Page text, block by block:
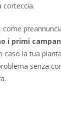
corteccia.
come
i primi
caso la tua
senza